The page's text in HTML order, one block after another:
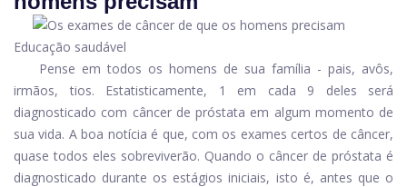
Educação saudável
Pense em todos os homens de sua família - pais, avôs,
irmãos, tios. Estatisticamente, 1 em cada 9 deles será
diagnosticado com câncer de próstata em algum momento de
sua vida. A boa notícia é que, com os exames certos de câncer,
quase todos eles sobreviverão. Quando o câncer de próstata é
diagnosticado durante os estágios iniciais, isto é, antes que o